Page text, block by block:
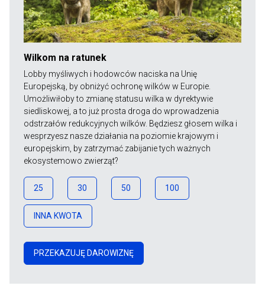
Wilkom na ratunek
Lobby myśliwych i hodowców naciska na Unię
Europejską, by obniżyć ochronę wilków w Europie.
Umożliwiłoby to zmianę statusu wilka w dyrektywie
siedliskowej, a to już prosta droga do wprowadzenia
odstrzałów redukcyjnych wilków. Będziesz głosem wilka i
wesprzyesz nasze działania na poziomie krajowym i
europejskim, by zatrzymać zabijanie tych ważnych
ekosystemowo zwierząt?
25 30 50 100
INNA KWOTA
PRZEKAZUJĘ DAROWIZNĘ